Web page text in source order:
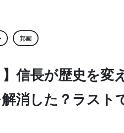
邦画
信長が歴史を変
消した？ラスト